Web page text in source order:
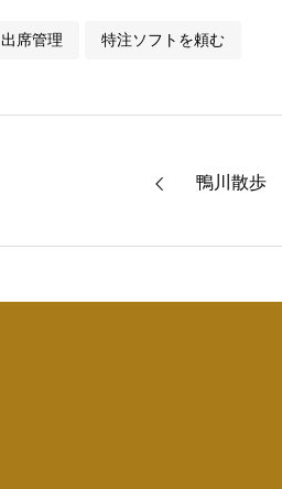
出席管理 特注ソフトを頼む
鴨川散歩